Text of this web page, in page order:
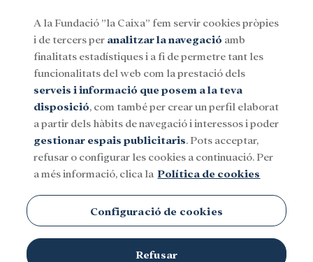
Menu
SocialInvestigació i bequesCultura
Institucions científiques
A la Fundació ”la Caixa” fem servir cookies pròpies
i de tercers per analitzar la navegació amb
finalitats estadístiques i a fi de permetre tant les
funcionalitats del web com la prestació dels
serveis i informació que posem a la teva
disposició, com també per crear un perfil elaborat
a partir dels hàbits de navegació i interessos i poder
gestionar espais publicitaris. Pots acceptar,
refusar o configurar les cookies a continuació. Per
a més informació, clica la Política de cookies
Configuració de cookies
Refusar